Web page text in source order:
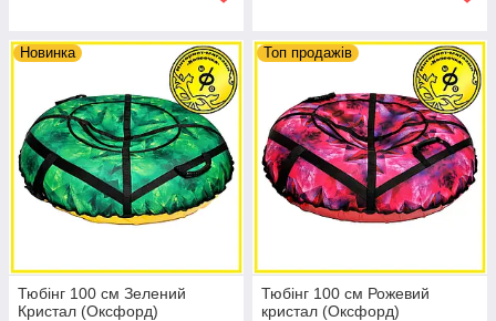
Новинка
Тюбінг 100 см Зелений
Кристал (Оксфорд)
Топ продажів
Тюбінг 100 см Рожевий
кристал (Оксфорд)